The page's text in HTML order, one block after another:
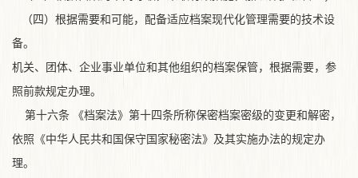
（四）根据需要和可能，配备适应档案现代化管理需要的技术设
备。
机关、团体、企业事业单位和其他组织的档案保管，根据需要，参
照前款规定办理。
第十六条 《档案法》第十四条所称保密档案密级的变更和解密，
依照《中华人民共和国保守国家秘密法》及其实施办法的规定办
理。